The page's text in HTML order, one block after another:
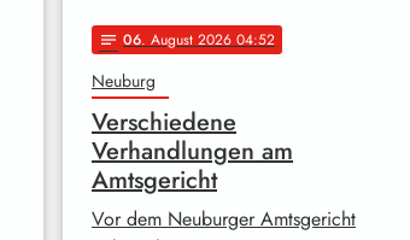
notes 06. August 2026 04:52
Neuburg
Verschiedene
Verhandlungen am
Amtsgericht
Vor dem Neuburger Amtsgericht